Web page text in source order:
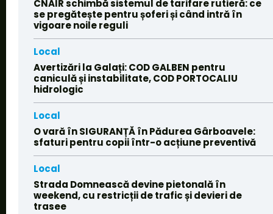
CNAIR schimbă sistemul de tarifare rutieră: ce
se pregătește pentru șoferi și când intră în
vigoare noile reguli
Local
Avertizări la Galați: COD GALBEN pentru
caniculă și instabilitate, COD PORTOCALIU
hidrologic
Local
O vară în SIGURANȚĂ în Pădurea Gârboavele:
sfaturi pentru copii într-o acțiune preventivă
Local
Strada Domnească devine pietonală în
weekend, cu restricții de trafic și devieri de
trasee